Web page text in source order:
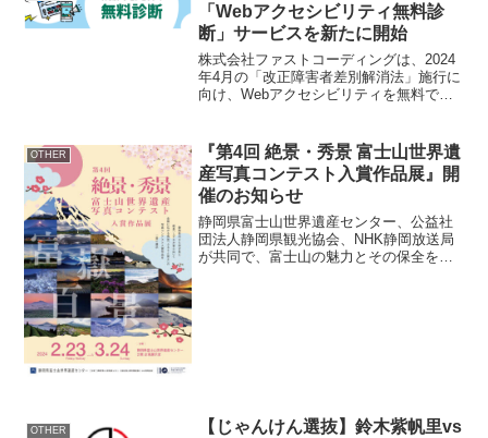
「Webアクセシビリティ無料診
断」サービスを新たに開始
株式会社ファストコーディングは、2024
年4月の「改正障害者差別解消法」施行に
向け、Webアクセシビリティを無料で診
が平等に情報を得られるよう、Webサイ
トのアク...
OTHER
『第4回 絶景・秀景 富士山世界遺
産写真コンテスト入賞作品展』開
催のお知らせ
静岡県富士山世界遺産センター、公益社
団法人静岡県観光協会、NHK静岡放送局
が共同で、富士山の魅力とその保全を目
OTHER
【じゃんけん選抜】鈴木紫帆里vs